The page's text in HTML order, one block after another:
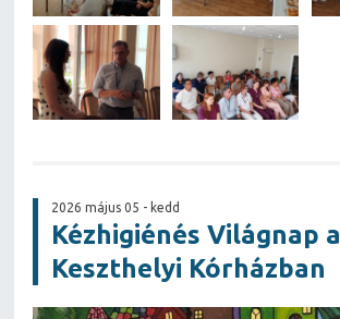
2026 május 05 - kedd
Kézhigiénés Világnap a
Keszthelyi Kórházban